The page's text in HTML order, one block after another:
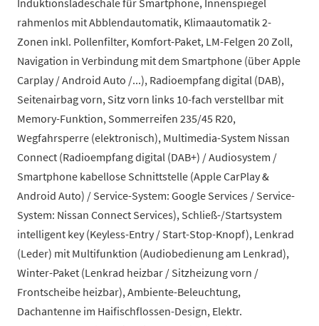
Induktionsladeschale für Smartphone, Innenspiegel
rahmenlos mit Abblendautomatik, Klimaautomatik 2-
Zonen inkl. Pollenfilter, Komfort-Paket, LM-Felgen 20 Zoll,
Navigation in Verbindung mit dem Smartphone (über Apple
Carplay / Android Auto /...), Radioempfang digital (DAB),
Seitenairbag vorn, Sitz vorn links 10-fach verstellbar mit
Memory-Funktion, Sommerreifen 235/45 R20,
Wegfahrsperre (elektronisch), Multimedia-System Nissan
Connect (Radioempfang digital (DAB+) / Audiosystem /
Smartphone kabellose Schnittstelle (Apple CarPlay &
Android Auto) / Service-System: Google Services / Service-
System: Nissan Connect Services), Schließ-/Startsystem
intelligent key (Keyless-Entry / Start-Stop-Knopf), Lenkrad
(Leder) mit Multifunktion (Audiobedienung am Lenkrad),
Winter-Paket (Lenkrad heizbar / Sitzheizung vorn /
Frontscheibe heizbar), Ambiente-Beleuchtung,
Dachantenne im Haifischflossen-Design, Elektr.